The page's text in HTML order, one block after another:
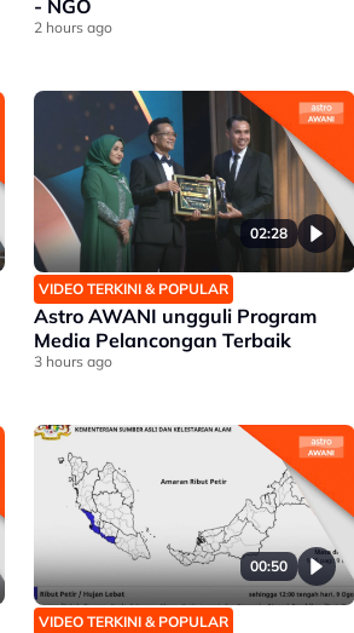
- NGO
2 hours ago
02:28
VIDEO TERKINI & POPULAR
Astro AWANI ungguli Program
Media Pelancongan Terbaik
3 hours ago
00:50
VIDEO TERKINI & POPULAR